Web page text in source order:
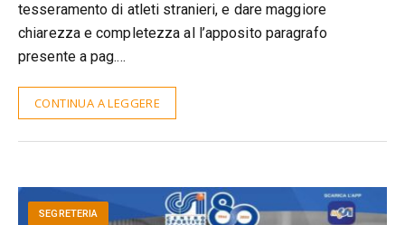
tesseramento di atleti stranieri, e dare maggiore
chiarezza e completezza al l’apposito paragrafo
presente a pag.…
CONTINUA A LEGGERE
SEGRETERIA